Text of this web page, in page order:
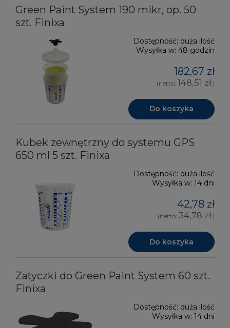
Green Paint System 190 mikr, op. 50
szt. Finixa
Dostępność: duża ilość
Wysyłka w: 48 godzin
182,67 zł
(netto: 148,51 zł )
Do koszyka
Kubek zewnętrzny do systemu GPS
650 ml 5 szt. Finixa
Dostępność: duża ilość
Wysyłka w: 14 dni
42,78 zł
(netto: 34,78 zł )
Do koszyka
Zatyczki do Green Paint System 60 szt.
Finixa
Dostępność: duża ilość
Wysyłka w: 14 dni